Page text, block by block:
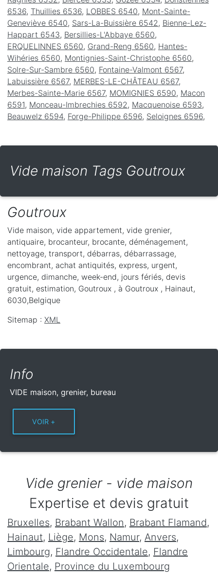
6536, Thuillies 6536, LOBBES 6540, Mont-Sainte-
Geneviève 6540, Sars-La-Buissière 6542 , Bienne-Lez-
Happart 6543, Bersillies-L'Abbaye 6560,
ERQUELINNES 6560, Grand-Reng 6560, Hantes-
Wihéries 6560, Montignies-Saint-Christophe 6560,
Solre-Sur-Sambre 6560, Fontaine-Valmont 6567,
Labuissière 6567, MERBES-LE-CHÂTEAU 6567,
Merbes-Sainte-Marie 6567, MOMIGNIES 6590, Macon
6591, Monceau-Imbrechies 6592 , Macquenoise 6593,
Beauwelz 6594, Forge-Philippe 6596, Seloignes 6596,
Vide maison Tags Goutroux
Goutroux
Vide maison, vide appartement, vide grenier,
antiquaire, brocanteur, brocante, déménagement,
nettoyage, transport, débarras, débarrassage,
encombrant, achat antiquités, express, urgent,
urgence, dimanche, week-end, jours fériés, devis
gratuit, estimation, Goutroux , à Goutroux , Hainaut,
6030,Belgique
Sitemap : XML
Info
VIDE maison, grenier, bureau
Vide grenier - vide maison
Expertise et devis gratuit
Bruxelles, Brabant Wallon, Brabant Flamand,
Hainaut, Liège, Mons, Namur, Anvers,
Limbourg, Flandre Occidentale, Flandre
Orientale, Province du Luxembourg